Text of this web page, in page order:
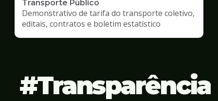
Transporte Público
Demonstrativo de tarifa do transporte coletivo,
editais, contratos e boletim estatístico
Transparência